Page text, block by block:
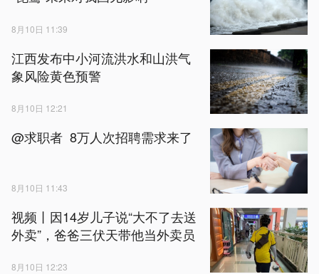
8月10日 11:39
江西发布中小河流洪水和山洪气
象风险黄色预警
8月10日 12:21
@求职者 8万人次招聘需求来了
8月10日 11:43
视频丨因14岁儿子说“大不了去送
外卖”，爸爸三伏天带他当外卖员
8月10日 12:23